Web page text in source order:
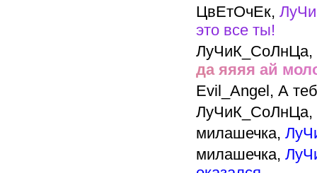
ЦвЕтОчЕк,
это все ты!
ЛуЧиК_СоЛнЦа,
да яяяя ай мол
Evil_Angel, А
ЛуЧиК_СоЛнЦа,
милашечка,
милашечка,